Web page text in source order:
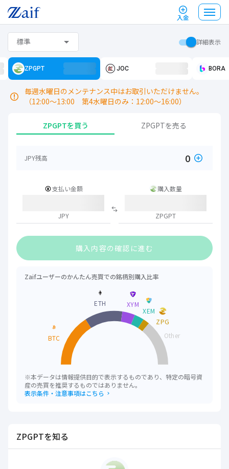
入金
標準 詳細表示
ZPGPT JOC BORA
毎週水曜日のメンテナンス中はお取引いただけません。
（12:00〜13:00 第4水曜日のみ：12:00〜16:00）
ZPGPTを買う ZPGPTを売る
JPY残高 0
支払い金額
JPY
購入数量
ZPGPT
購入内容の確認に進む
Zaifユーザーのかんたん売買での銘柄別購入比率
BTC
ETH XYM
XEM
ZPG
Other
※本データは情報提供目的で表示するものであり、特定の暗号資
産の売買を推奨するものではありません。
表示条件・注意事項はこちら
ZPGPTを知る